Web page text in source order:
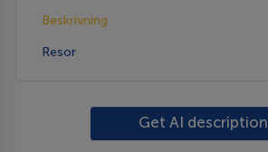
Beskrivning
Resor
Get AI description